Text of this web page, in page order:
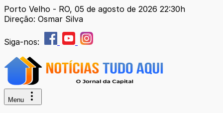
Porto Velho - RO, 05 de agosto de 2026 22:30h
Direção: Osmar Silva
Siga-nos:
Menu